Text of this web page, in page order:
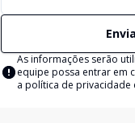
As informações serão
equipe possa entrar em
a política de privacidade